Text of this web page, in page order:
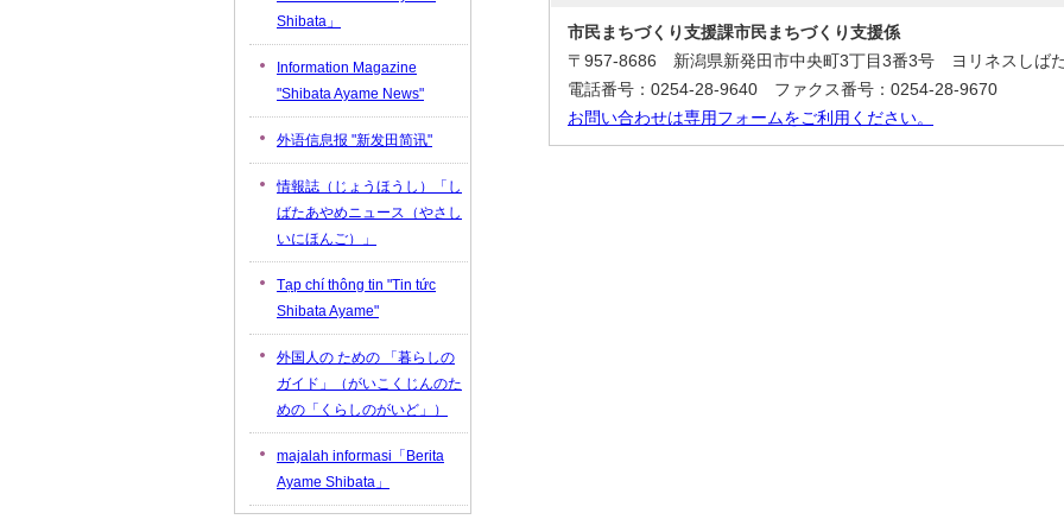
市民まちづくり支援課市民まちづくり支援係
〒957-8686 新潟県新発田市中央町3丁目3番3号 ヨリネスしば
電話番号：0254-28-9640 ファクス番号：0254-28-9670
お問い合わせは専用フォームをご利用ください。
Shibata」
Information Magazine
"Shibata Ayame News"
外语信息报 "新发田简讯"
情報誌（じょうほうし）「し
ばたあやめニュース（やさし
いにほんご）」
Tạp chí thông tin "Tin tức
Shibata Ayame"
外国人の ための 「暮らしの
ガイド」（がいこくじんのた
めの「くらしのがいど」）
majalah informasi「Berita
Ayame Shibata」